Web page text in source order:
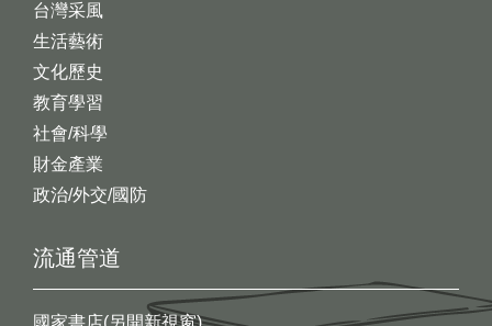
台灣采風
生活藝術
文化歷史
教育學習
社會/科學
財金產業
政治/外交/國防
流通管道
國家書店(另開新視窗)